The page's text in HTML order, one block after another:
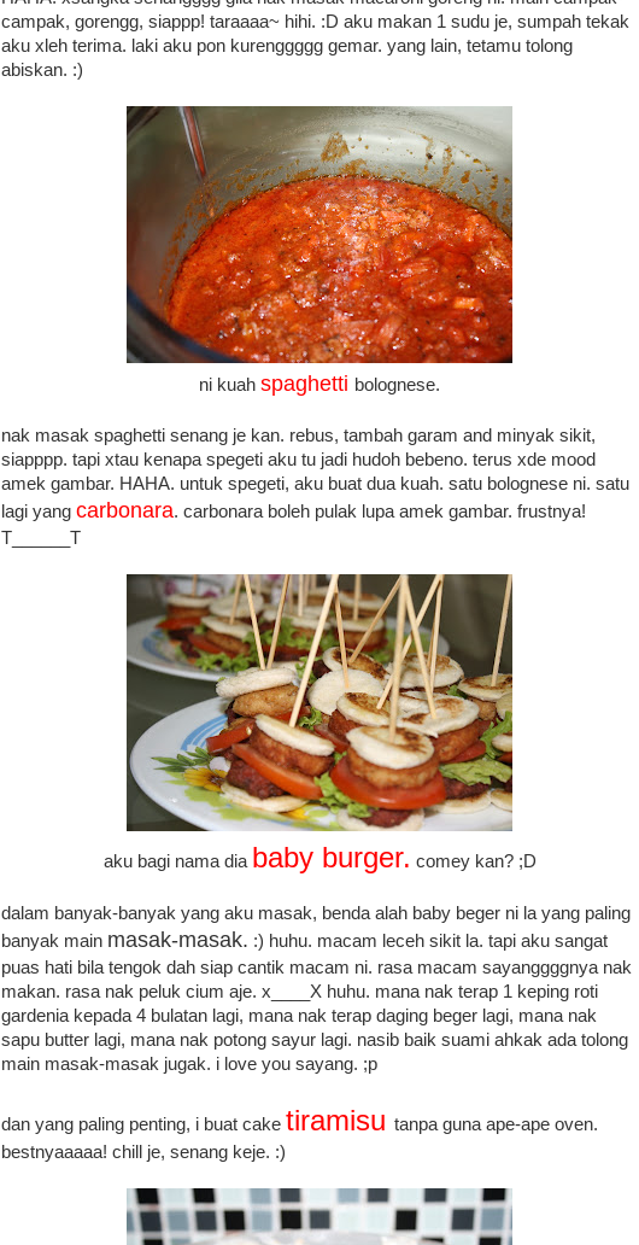
campak, gorengg, siappp! taraaaa~ hihi. :D aku makan 1 sudu je, sumpah tekak
aku xleh terima. laki aku pon kurenggggg gemar. yang lain, tetamu tolong
abiskan. :)
ni kuah spaghetti bolognese.
nak masak spaghetti senang je kan. rebus, tambah garam and minyak sikit,
siapppp. tapi xtau kenapa spegeti aku tu jadi hudoh bebeno. terus xde mood
amek gambar. HAHA. untuk spegeti, aku buat dua kuah. satu bolognese ni. satu
lagi yang carbonara. carbonara boleh pulak lupa amek gambar. frustnya!
T______T
aku bagi nama dia baby burger. comey kan? ;D
dalam banyak-banyak yang aku masak, benda alah baby beger ni la yang paling
banyak main masak-masak. :) huhu. macam leceh sikit la. tapi aku sangat
puas hati bila tengok dah siap cantik macam ni. rasa macam sayanggggnya nak
makan. rasa nak peluk cium aje. x____X huhu. mana nak terap 1 keping roti
gardenia kepada 4 bulatan lagi, mana nak terap daging beger lagi, mana nak
sapu butter lagi, mana nak potong sayur lagi. nasib baik suami ahkak ada tolong
main masak-masak jugak. i love you sayang. ;p
dan yang paling penting, i buat cake tiramisu tanpa guna ape-ape oven.
bestnyaaaaa! chill je, senang keje. :)